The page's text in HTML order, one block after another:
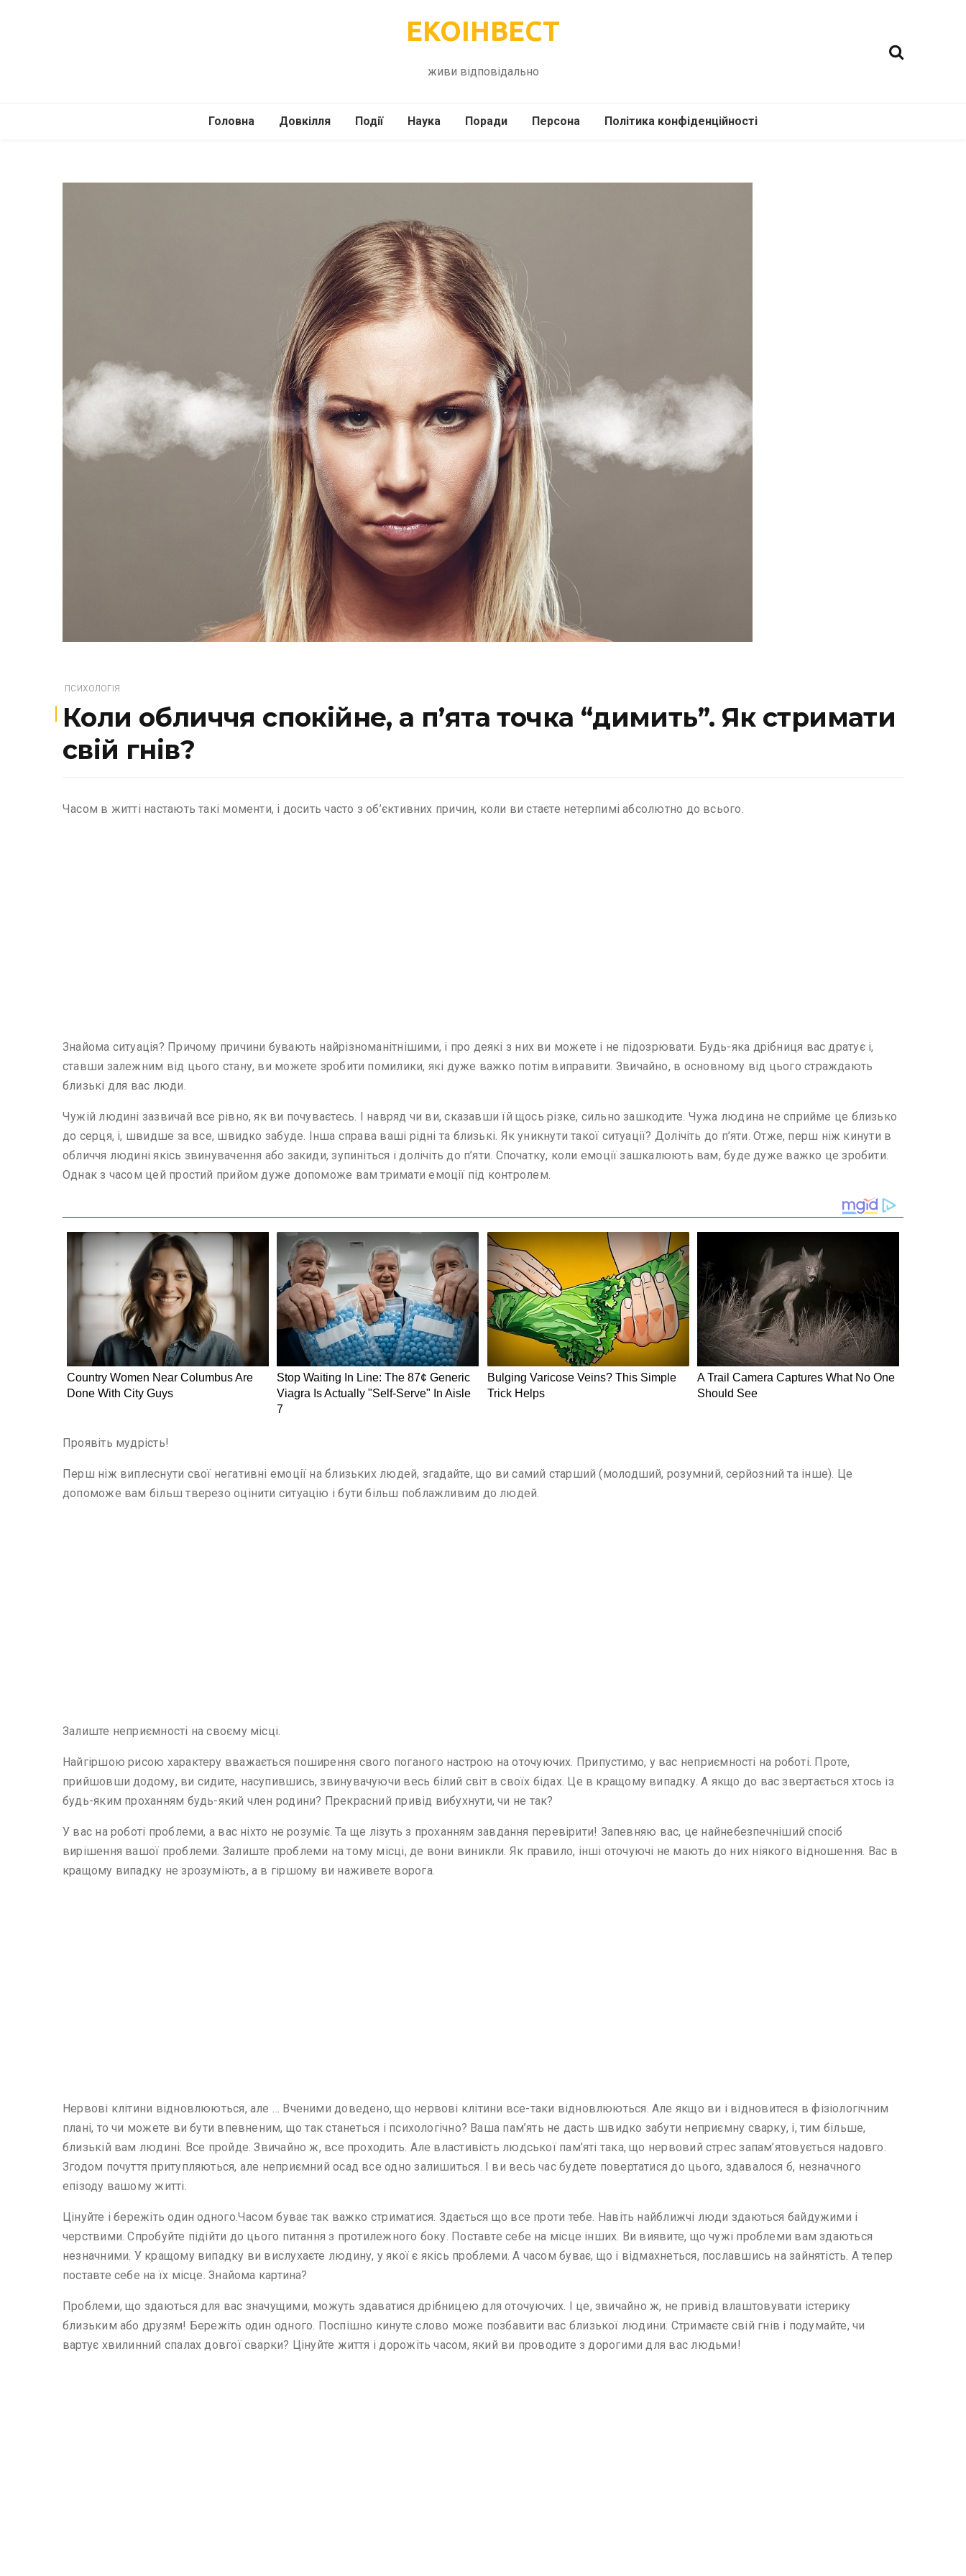
ЕКОІНВЕСТ
живи відповідально
Головна Довкілля
Подорожі
Події
Інше
Наука
Психологія
Технології
Поради
Здоров’я
Персона Політика конфіденційності
ПСИХОЛОГІЯ
Коли обличчя спокійне, а п’ята точка “димить”. Як стримати
свій гнів?
Часом в житті настають такі моменти, і досить часто з об’єктивних причин, коли ви стаєте нетерпимі абсолютно до всього.
Знайома ситуація? Причому причини бувають найрізноманітнішими, і про деякі з них ви можете і не підозрювати. Будь-яка дрібниця вас дратує і,
ставши залежним від цього стану, ви можете зробити помилики, які дуже важко потім виправити. Звичайно, в основному від цього страждають
близькі для вас люди.
Чужій людині зазвичай все рівно, як ви почуваєтесь. І навряд чи ви, сказавши їй щось різке, сильно зашкодите. Чужа людина не сприйме це близько
до серця, і, швидше за все, швидко забуде. Інша справа ваші рідні та близькі. Як уникнути такої ситуації? Долічіть до п’яти. Отже, перш ніж кинути в
обличчя людині якісь звинувачення або закиди, зупиніться і долічіть до п’яти. Спочатку, коли емоції зашкалюють вам, буде дуже важко це зробити.
Однак з часом цей простий прийом дуже допоможе вам тримати емоції під контролем.
Проявіть мудрість!
Перш ніж виплеснути свої негативні емоції на близьких людей, згадайте, що ви самий старший (молодший, розумний, серйозний та інше). Це
допоможе вам більш тверезо оцінити ситуацію і бути більш поблажливим до людей.
Залиште неприємності на своєму місці.
Найгіршою рисою характеру вважається поширення свого поганого настрою на оточуючих. Припустимо, у вас неприємності на роботі. Проте,
прийшовши додому, ви сидите, насупившись, звинувачуючи весь білий світ в своїх бідах. Це в кращому випадку. А якщо до вас звертається хтось із
будь-яким проханням будь-який член родини? Прекрасний привід вибухнути, чи не так?
У вас на роботі проблеми, а вас ніхто не розуміє. Та ще лізуть з проханням завдання перевірити! Запевняю вас, це найнебезпечніший спосіб
вирішення вашої проблеми. Залиште проблеми на тому місці, де вони виникли. Як правило, інші оточуючі не мають до них ніякого відношення. Вас в
кращому випадку не зрозуміють, а в гіршому ви наживете ворога.
Нервові клітини відновлюються, але … Вченими доведено, що нервові клітини все-таки відновлюються. Але якщо ви і відновитеся в фізіологічним
плані, то чи можете ви бути впевненим, що так станеться і психологічно? Ваша пам’ять не дасть швидко забути неприємну сварку, і, тим більше,
близькій вам людині. Все пройде. Звичайно ж, все проходить. Але властивість людської пам’яті така, що нервовий стрес запам’ятовується надовго.
Згодом почуття притупляються, але неприємний осад все одно залишиться. І ви весь час будете повертатися до цього, здавалося б, незначного
епізоду вашому житті.
Цінуйте і бережіть один одного.Часом буває так важко стриматися. Здається що все проти тебе. Навіть найближчі люди здаються байдужими і
черствими. Спробуйте підійти до цього питання з протилежного боку. Поставте себе на місце інших. Ви виявите, що чужі проблеми вам здаються
незначними. У кращому випадку ви вислухаєте людину, у якої є якісь проблеми. А часом буває, що і відмахнеться, пославшись на зайнятість. А тепер
поставте себе на їх місце. Знайома картина?
Проблеми, що здаються для вас значущими, можуть здаватися дрібницею для оточуючих. І це, звичайно ж, не привід влаштовувати істерику
близьким або друзям! Бережіть один одного. Поспішно кинуте слово може позбавити вас близької людини. Стримаєте свій гнів і подумайте, чи
вартує хвилинний спалах довгої сварки? Цінуйте життя і дорожіть часом, який ви проводите з дорогими для вас людьми!